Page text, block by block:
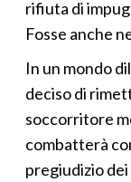
rifiuta di
Fosse anche
In un mondo
deciso di
soccorritore
combatterà
pregiudizio